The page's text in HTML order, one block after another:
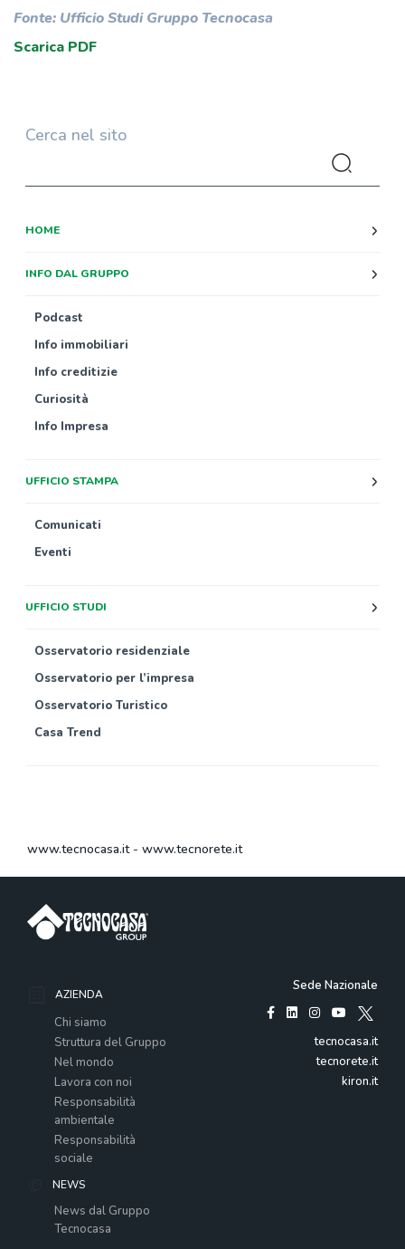
Fonte: Ufficio Studi Gruppo Tecnocasa
Scarica PDF
Cerca nel sito
HOME
INFO DAL GRUPPO
Podcast
Info immobiliari
Info creditizie
Curiosità
Info Impresa
UFFICIO STAMPA
Comunicati
Eventi
UFFICIO STUDI
Osservatorio residenziale
Osservatorio per l’impresa
Osservatorio Turistico
Casa Trend
www.tecnocasa.it- www.tecnorete.it
AZIENDA
Chi siamo
Struttura del Gruppo
Nel mondo
Lavora con noi
Responsabilità
ambientale
Responsabilità
sociale
NEWS
News dal Gruppo
Tecnocasa
Sede Nazionale
tecnocasa.it
tecnorete.it
kiron.it